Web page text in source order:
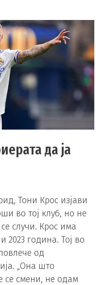
да ја
Тони Крос изјави
во тој клуб, но не
случи. Крос има
2023 година. Тој во
од
„Она што
се смени, не одам